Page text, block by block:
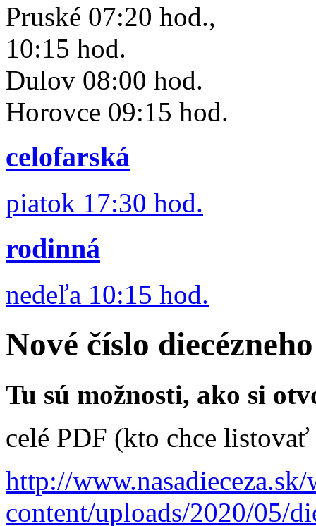
Pruské 07:20 hod.,
10:15 hod.
Dulov 08:00 hod.
Horovce 09:15 hod.
celofarská
piatok 17:30 hod.
rodinná
nedeľa 10:15 hod.
Nové číslo
Tu sú možnosti, ako si
celé PDF (kto chce listovať
http://www.nasadieceza.sk/
content/uploads/2020/05/